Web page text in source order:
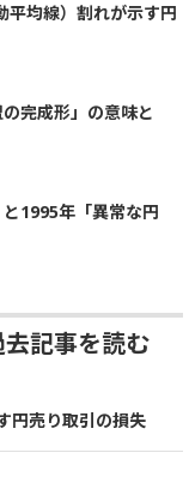
平均線）割れが示す円
の完成形」の意味と
と1995年「異常な円
去記事を読む
円売り取引の損失